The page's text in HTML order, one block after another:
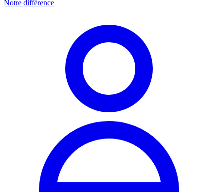
Notre différence